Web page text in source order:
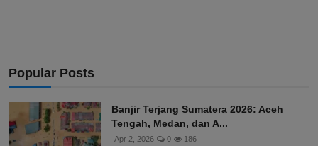
Popular Posts
Banjir Terjang Sumatera 2026: Aceh
Tengah, Medan, dan A...
Apr 2, 2026 0 186